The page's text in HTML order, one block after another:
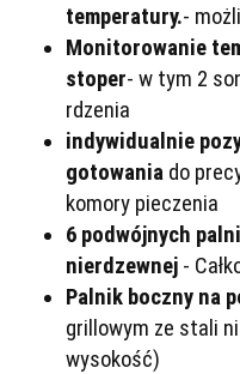
temperatury.-
Monitorowanie
stoper- w tym 2
rdzenia
indywidualnie
gotowania do
komory pieczenia
6 podwójnych
nierdzewnej -
Palnik boczny na
grillowym ze stali
wysokość)